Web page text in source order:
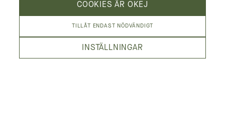
COOKIES ÄR OKEJ
TILLÅT ENDAST NÖDVÄNDIGT
INSTÄLLNINGAR
Sähköpostiosoitteesi*